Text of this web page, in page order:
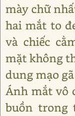
mày chữ
hai mắt to
và chiếc
mặt không
dung mạo
Ánh mắt vô
buồn trong